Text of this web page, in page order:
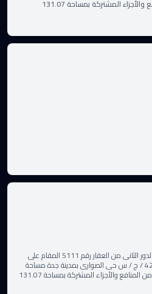
5080 الشقة الشرقية رقم 1 / 2 فى الدور الثانى من العقار رقم 5111 المقام على
قطعة الارض 40 من المخطط رقم 424 / ج / س حى الصوارى بمدينة جدة مساحة
الوحدة من الأرض 71.16 متر وتختص من المنافع والأجزاء المشتركة بمساحة 131.07